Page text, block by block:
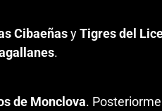
CibaeñasyTigres del
.
de Monclova.